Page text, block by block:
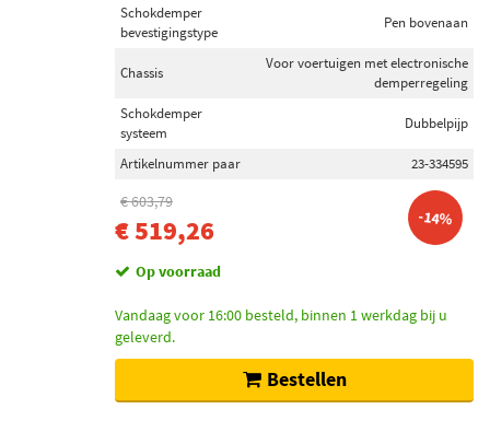
Schokdemper
bevestigingstype
Pen bovenaan
Chassis
Voor voertuigen met electronische
demperregeling
Schokdemper
systeem
Dubbelpijp
Artikelnummer paar 23-334595
€ 603,79
€ 519,26 -14%
Op voorraad
Vandaag voor 16:00 besteld, binnen 1 werkdag bij u
geleverd.
Bestellen